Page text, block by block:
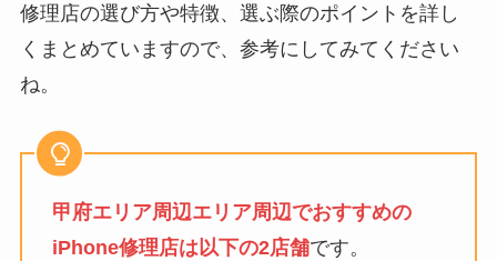
修理店の選び方や特徴、選ぶ際のポイントを詳し
くまとめていますので、参考にしてみてください
ね。
甲府エリア周辺エリア周辺でおすすめの
iPhone修理店は以下の2店舗です。